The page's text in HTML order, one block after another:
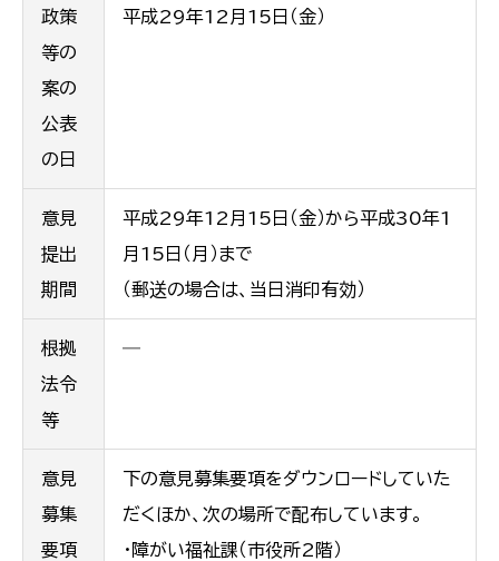
政策
等の
案の
公表
の日
平成29年12月15日（金）
意見
提出
期間
平成29年12月15日（金）から平成30年1
月15日（月）まで
（郵送の場合は、当日消印有効）
根拠
法令
等
―
意見
募集
要項
下の意見募集要項をダウンロードしていた
だくほか、次の場所で配布しています。
・障がい福祉課（市役所2階）